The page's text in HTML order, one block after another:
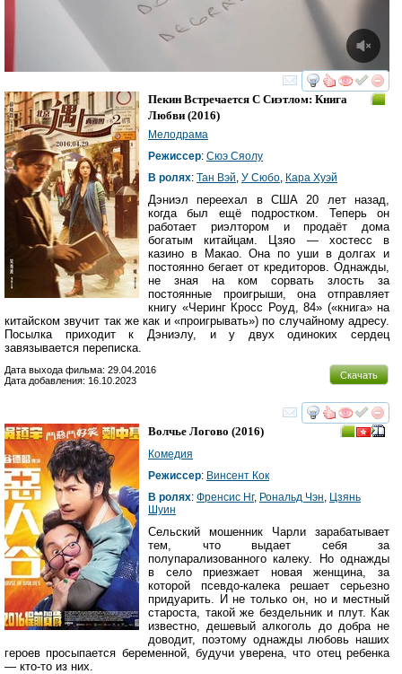
смотреть
Пекин Встречается С Сиэтлом: Книга
Любви (2016)
Мелодрама
Режиссер: Сюэ Сяолу
В ролях: Тан Вэй, У Сюбо, Кара Хуэй
Дэниэл переехал в США 20 лет назад,
когда был ещё подростком. Теперь он
работает риэлтором и продаёт дома
богатым китайцам. Цзяо — хостесс в
казино в Макао. Она по уши в долгах и
постоянно бегает от кредиторов. Однажды,
не зная на ком сорвать злость за
постоянные проигрыши, она отправляет
книгу «Черинг Кросс Роуд, 84» («книга» на
китайском звучит так же как и «проигрывать») по случайному адресу.
Посылка приходит к Дэниэлу, и у двух одиноких сердец
завязывается переписка.
Скачать
Дата выхода фильма: 29.04.2016
Дата добавления: 16.10.2023
смотреть
Волчье Логово (2016)
Комедия
Режиссер: Винсент Кок
В ролях: Френсис Нг, Рональд Чэн, Цзянь
Шуин
Сельский мошенник Чарли зарабатывает
тем, что выдает себя за
полупарализованного калеку. Но однажды
в село приезжает новая женщина, за
которой псевдо-калека решает серьезно
придуарить. И не только он, но и местный
староста, такой же бездельник и плут. Как
известно, дешевый алкоголь до добра не
доводит, поэтому однажды любовь наших
героев просыпается беременной, будучи уверена, что отец ребенка
— кто-то из них.